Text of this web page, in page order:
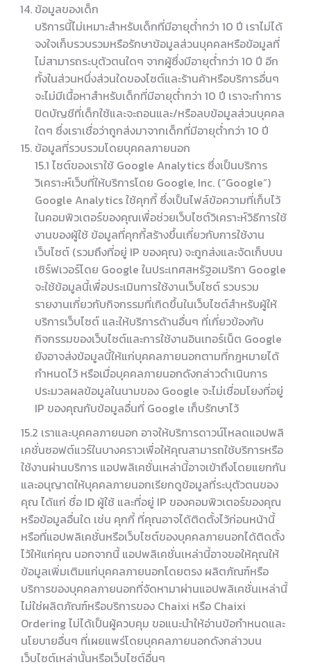
ข้อมูลของเด็ก
บริการนี้ไม่เหมาะสำหรับเด็กที่มีอายุต่ำกว่า 10 ปี เราไม่ได้
จงใจเก็บรวบรวมหรือรักษาข้อมูลส่วนบุคคลหรือข้อมูลที่
ไม่สามารถระบุตัวตนใดๆ จากผู้ซึ่งมีอายุต่ำกว่า 10 ปี อีก
ทั้งในส่วนหนึ่งส่วนใดของไซต์และร้านค้าหรือบริการอื่นๆ
จะไม่มีเนื้อหาสำหรับเด็กที่มีอายุต่ำกว่า 10 ปี เราจะทำการ
ปิดบัญชีที่เด็กใช้และจะถอนและ/หรือลบข้อมูลส่วนบุคคล
ใดๆ ซึ่งเราเชื่อว่าถูกส่งมาจากเด็กที่มีอายุต่ำกว่า 10 ปี
ข้อมูลที่รวบรวมโดยบุคคลภายนอก
15.1 ไซต์ของเราใช้ Google Analytics ซึ่งเป็นบริการ
วิเคราะห์เว็บที่ให้บริการโดย Google, Inc. (“Google”)
Google Analytics ใช้คุกกี้ ซึ่งเป็นไฟล์ข้อความที่เก็บไว้
ในคอมพิวเตอร์ของคุณเพื่อช่วยเว็บไซต์วิเคราะห์วิธีการใช้
งานของผู้ใช้ ข้อมูลที่คุกกี้สร้างขึ้นเกี่ยวกับการใช้งาน
เว็บไซต์ (รวมถึงที่อยู่ IP ของคุณ) จะถูกส่งและจัดเก็บบน
เซิร์ฟเวอร์โดย Google ในประเทศสหรัฐอเมริกา Google
จะใช้ข้อมูลนี้เพื่อประเมินการใช้งานเว็บไซต์ รวบรวม
รายงานเกี่ยวกับกิจกรรมที่เกิดขึ้นในเว็บไซต์สำหรับผู้ให้
บริการเว็บไซต์ และให้บริการด้านอื่นๆ ที่เกี่ยวข้องกับ
กิจกรรมของเว็บไซต์และการใช้งานอินเทอร์เน็ต Google
ยังอาจส่งข้อมูลนี้ให้แก่บุคคลภายนอกตามที่กฎหมายได้
กำหนดไว้ หรือเมื่อบุคคลภายนอกดังกล่าวดำเนินการ
ประมวลผลข้อมูลในนามของ Google จะไม่เชื่อมโยงที่อยู่
IP ของคุณกับข้อมูลอื่นที่ Google เก็บรักษาไว้
15.2 เราและบุคคลภายนอก อาจให้บริการดาวน์โหลดแอปพลิ
เคชั่นซอฟต์แวร์ในบางคราวเพื่อให้คุณสามารถใช้บริการหรือ
ใช้งานผ่านบริการ แอปพลิเคชั่นเหล่านี้อาจเข้าถึงโดยแยกกัน
และอนุญาตให้บุคคลภายนอกเรียกดูข้อมูลที่ระบุตัวตนของ
คุณ ได้แก่ ชื่อ ID ผู้ใช้ และที่อยู่ IP ของคอมพิวเตอร์ของคุณ
หรือข้อมูลอื่นใด เช่น คุกกี้ ที่คุณอาจได้ติดตั้งไว้ก่อนหน้านี้
หรือที่แอปพลิเคชั่นหรือเว็บไซต์ของบุคคลภายนอกได้ติดตั้ง
ไว้ให้แก่คุณ นอกจากนี้ แอปพลิเคชั่นเหล่านี้อาจขอให้คุณให้
ข้อมูลเพิ่มเติมแก่บุคคลภายนอกโดยตรง ผลิตภัณฑ์หรือ
บริการของบุคคลภายนอกที่จัดหามาผ่านแอปพลิเคชั่นเหล่านี้
ไม่ใช่ผลิตภัณฑ์หรือบริการของ Chaixi หรือ Chaixi
Ordering ไม่ได้เป็นผู้ควบคุม ขอแนะนำให้อ่านข้อกำหนดและ
นโยบายอื่นๆ ที่เผยแพร่โดยบุคคลภายนอกดังกล่าวบน
เว็บไซต์เหล่านั้นหรือเว็บไซต์อื่นๆ